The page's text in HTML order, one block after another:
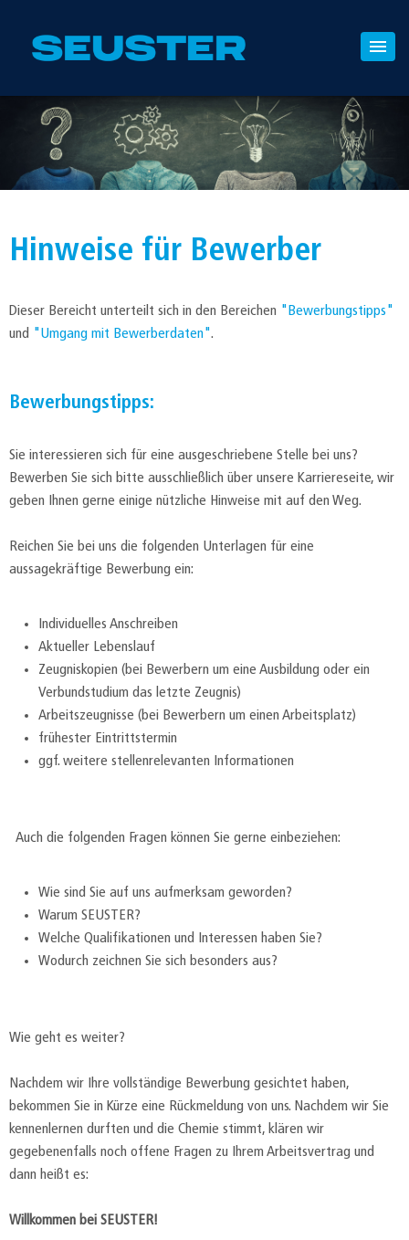
Hinweise für Bewerber
Dieser Bereicht unterteilt sich in den Bereichen "Bewerbungstipps"
und "Umgang mit Bewerberdaten".
Bewerbungstipps:
Sie interessieren sich für eine ausgeschriebene Stelle bei uns?
Bewerben Sie sich bitte ausschließlich über unsere Karriereseite, wir
geben Ihnen gerne einige nützliche Hinweise mit auf den Weg.
Reichen Sie bei uns die folgenden Unterlagen für eine
aussagekräftige Bewerbung ein:
Individuelles Anschreiben
Aktueller Lebenslauf
Zeugniskopien (bei Bewerbern um eine Ausbildung oder ein
Verbundstudium das letzte Zeugnis)
Arbeitszeugnisse (bei Bewerbern um einen Arbeitsplatz)
frühester Eintrittstermin
ggf. weitere stellenrelevanten Informationen
Auch die folgenden Fragen können Sie gerne einbeziehen:
Wie sind Sie auf uns aufmerksam geworden?
Warum SEUSTER?
Welche Qualifikationen und Interessen haben Sie?
Wodurch zeichnen Sie sich besonders aus?
Wie geht es weiter?
Nachdem wir Ihre vollständige Bewerbung gesichtet haben,
bekommen Sie in Kürze eine Rückmeldung von uns. Nachdem wir Sie
kennenlernen durften und die Chemie stimmt, klären wir
gegebenenfalls noch offene Fragen zu Ihrem Arbeitsvertrag und
dann heißt es:
Willkommen bei SEUSTER!